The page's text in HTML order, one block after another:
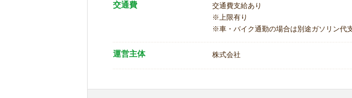
交通費
交通費支給あり
※上限有り
※車・バイク通勤の場合は別途ガソリン代
運営主体 株式会社